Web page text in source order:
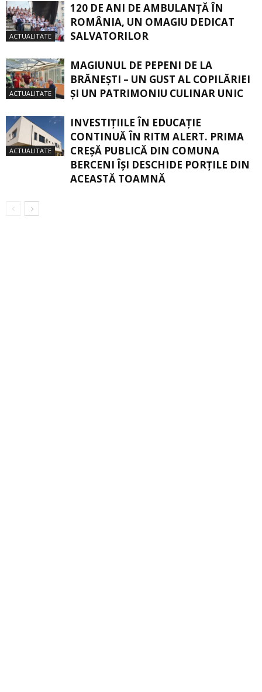
ACTUALITATE
120 DE ANI DE AMBULANȚĂ ÎN
ROMÂNIA, UN OMAGIU DEDICAT
SALVATORILOR
ACTUALITATE
MAGIUNUL DE PEPENI DE LA
BRĂNEŞTI – UN GUST AL COPILĂRIEI
ŞI UN PATRIMONIU CULINAR UNIC
ACTUALITATE
INVESTIȚIILE ÎN EDUCAȚIE
CONTINUĂ ÎN RITM ALERT. PRIMA
CREŞĂ PUBLICĂ DIN COMUNA
BERCENI ÎŞI DESCHIDE PORŢILE DIN
ACEASTĂ TOAMNĂ